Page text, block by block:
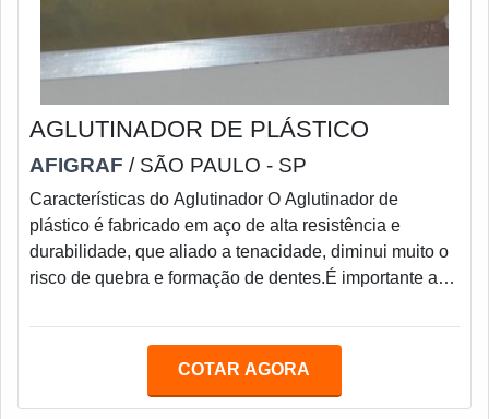
AGLUTINADOR DE PLÁSTICO
AFIGRAF / SÃO PAULO - SP
Características do Aglutinador O Aglutinador de
plástico é fabricado em aço de alta resistência e
durabilidade, que aliado a tenacidade, diminui muito o
risco de quebra e formação de dentes.É importante a
conforme a densidade do material e sua resistência, é
Aglutinador possa desempenhar com qualidade os
COTAR AGORA